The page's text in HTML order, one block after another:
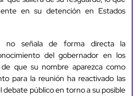
en su detención en Estados
no señala de forma directa la
del gobernador en los
que su nombre aparezca como
para la reunión ha reactivado las
debate público en torno a su posible